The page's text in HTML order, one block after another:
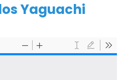
Yaguachi